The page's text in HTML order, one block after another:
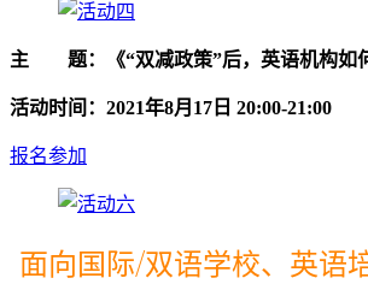
主 题：《“双减政策”后，英语机构如何
活动时间：2021年8月17日 20:00-21:00
报名参加
面向国际/双语学校、英语